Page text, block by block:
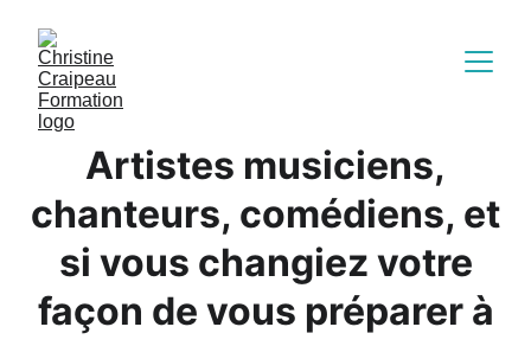
Artistes musiciens,
chanteurs, comédiens, et
si vous changiez votre
façon de vous préparer à